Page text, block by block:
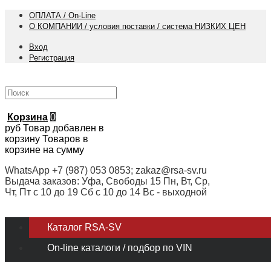
ОПЛАТА / On-Line
О КОМПАНИИ / условия поставки / система НИЗКИХ ЦЕН
Вход
Регистрация
Корзина 0
руб Товар добавлен в
корзину Товаров в
корзине на сумму
WhatsApp +7 (987) 053 0853; zakaz@rsa-sv.ru
Выдача заказов: Уфа, Свободы 15 Пн, Вт, Ср,
Чт, Пт с 10 до 19 Сб с 10 до 14 Вс - выходной
Каталог RSA-SV
On-line каталоги / подбор по VIN